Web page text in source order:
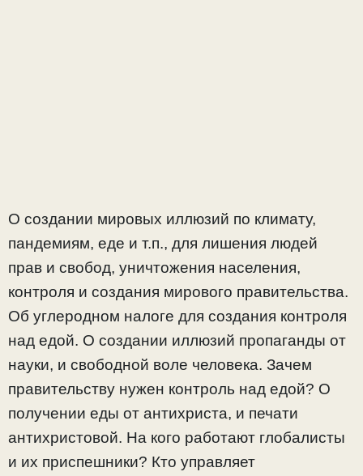
О создании мировых иллюзий по климату,
пандемиям, еде и т.п., для лишения людей
прав и свобод, уничтожения населения,
контроля и создания мирового правительства.
Об углеродном налоге для создания контроля
над едой. О создании иллюзий пропаганды от
науки, и свободной воле человека. Зачем
правительству нужен контроль над едой? О
получении еды от антихриста, и печати
антихристовой. На кого работают глобалисты
и их приспешники? Кто управляет